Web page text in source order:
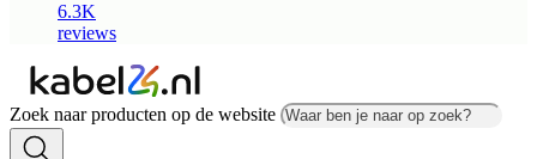
6.3K
reviews
Zoek naar producten op de website